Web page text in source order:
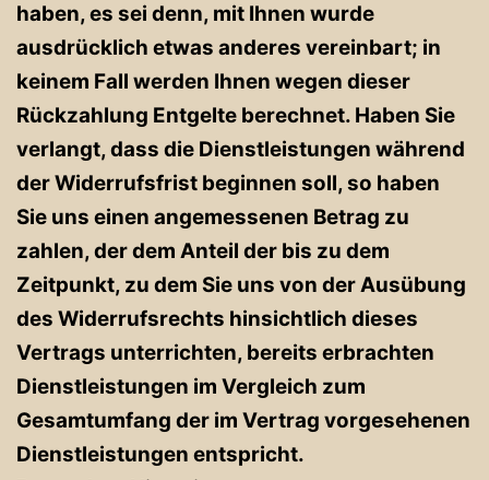
haben, es sei denn, mit Ihnen wurde
ausdrücklich etwas anderes vereinbart; in
keinem Fall werden Ihnen wegen dieser
Rückzahlung Entgelte berechnet. Haben Sie
verlangt, dass die Dienstleistungen während
der Widerrufsfrist beginnen soll, so haben
Sie uns einen angemessenen Betrag zu
zahlen, der dem Anteil der bis zu dem
Zeitpunkt, zu dem Sie uns von der Ausübung
des Widerrufsrechts hinsichtlich dieses
Vertrags unterrichten, bereits erbrachten
Dienstleistungen im Vergleich zum
Gesamtumfang der im Vertrag vorgesehenen
Dienstleistungen entspricht.